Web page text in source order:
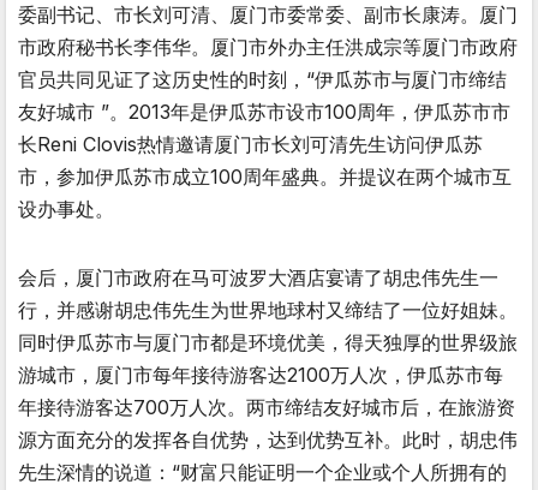
委副书记、市长刘可清、厦门市委常委、副市长康涛。厦门
市政府秘书长李伟华。厦门市外办主任洪成宗等厦门市政府
官员共同见证了这历史性的时刻，“伊瓜苏市与厦门市缔结
友好城市 ”。2013年是伊瓜苏市设市100周年，伊瓜苏市市
长Reni Clovis热情邀请厦门市长刘可清先生访问伊瓜苏
市，参加伊瓜苏市成立100周年盛典。并提议在两个城市互
设办事处。
会后，厦门市政府在马可波罗大酒店宴请了胡忠伟先生一
行，并感谢胡忠伟先生为世界地球村又缔结了一位好姐妹。
同时伊瓜苏市与厦门市都是环境优美，得天独厚的世界级旅
游城市，厦门市每年接待游客达2100万人次，伊瓜苏市每
年接待游客达700万人次。两市缔结友好城市后，在旅游资
源方面充分的发挥各自优势，达到优势互补。此时，胡忠伟
先生深情的说道：“财富只能证明一个企业或个人所拥有的